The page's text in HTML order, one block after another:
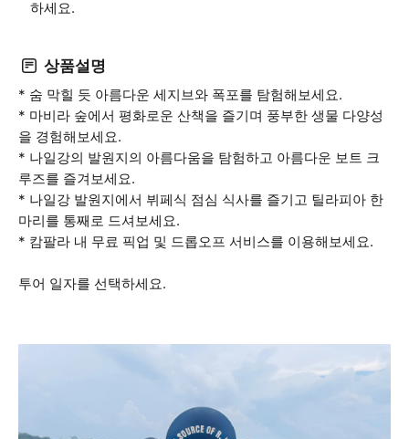
하세요.
상품설명
* 숨 막힐 듯 아름다운 세지브와 폭포를 탐험해보세요.
* 마비라 숲에서 평화로운 산책을 즐기며 풍부한 생물 다양성
을 경험해보세요.
* 나일강의 발원지의 아름다움을 탐험하고 아름다운 보트 크
루즈를 즐겨보세요.
* 나일강 발원지에서 뷔페식 점심 식사를 즐기고 틸라피아 한
마리를 통째로 드셔보세요.
* 캄팔라 내 무료 픽업 및 드롭오프 서비스를 이용해보세요.
투어 일자를 선택하세요.